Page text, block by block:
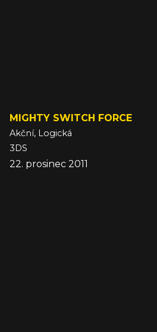
MIGHTY SWITCH FORCE
Akční, Logická
3DS
22. prosinec 2011